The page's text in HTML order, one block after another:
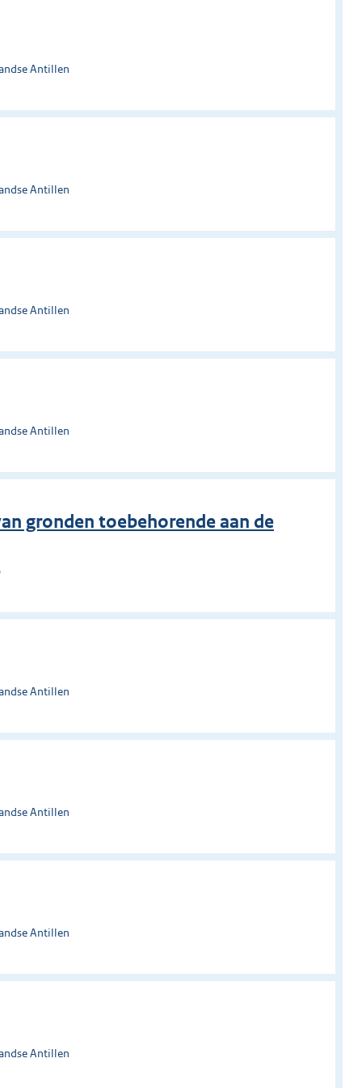
Antillen
Antillen
Antillen
Antillen
gronden toebehorende aan de
Antillen
Antillen
Antillen
Antillen